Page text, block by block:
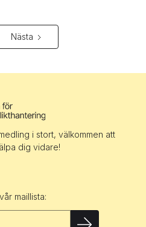
Nästa
i stort, välkommen att
dig vidare!
maillista: